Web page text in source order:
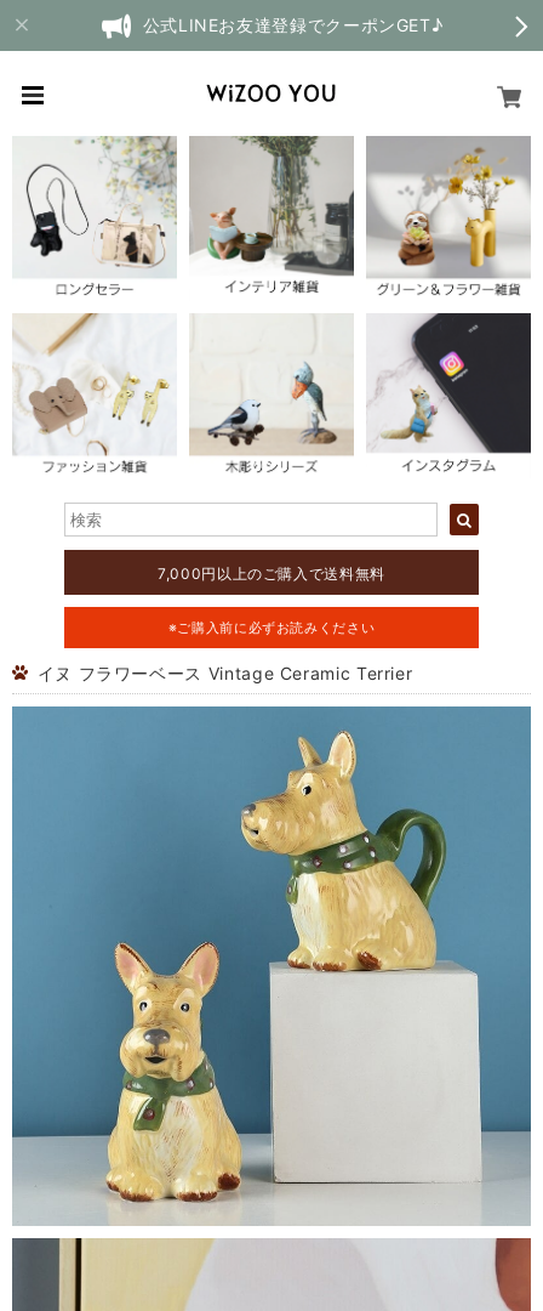
公式LINEお友達登録でクーポンGET♪
7,000円以上のご購入で送料無料
※ご購入前に必ずお読みください
イヌ フラワーベース Vintage Ceramic Terrier